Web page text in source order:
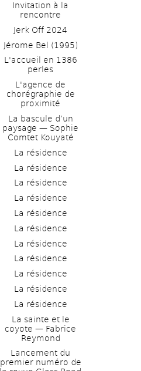
Invitation à la
rencontre
Jerk Off 2024
Jérome Bel (1995)
L'accueil en 1386
perles
L'agence de
chorégraphie de
proximité
La bascule d’un
paysage — Sophie
Comtet Kouyaté
La résidence
La résidence
La résidence
La résidence
La résidence
La résidence
La résidence
La résidence
La résidence
La résidence
La résidence
La sainte et le
coyote — Fabrice
Reymond
Lancement du
premier numéro de